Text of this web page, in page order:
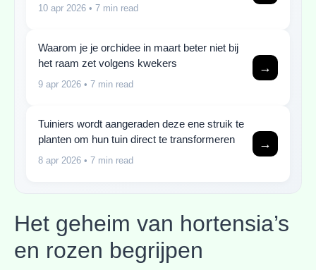
10 apr 2026 • 7 min read
Waarom je je orchidee in maart beter niet bij
het raam zet volgens kwekers
9 apr 2026 • 7 min read
→
Tuiniers wordt aangeraden deze ene struik te
planten om hun tuin direct te transformeren
8 apr 2026 • 7 min read
→
Het geheim van hortensia’s
en rozen begrijpen